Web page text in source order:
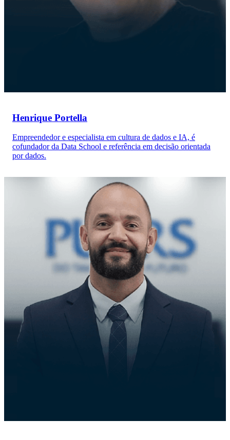
Henrique Portella
Empreendedor e especialista em cultura de dados e IA, é
cofundador da Data School e referência em decisão orientada
por dados.